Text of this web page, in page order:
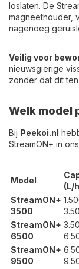
loslaten. De
magneethouder,
nagenoeg
Veilig voor
nieuwsgierige
zonder dat dit
Welk model
Bij Peekoi.nl
StreamON+ in
Model
(L/
StreamON+
3500
StreamON+
6500
StreamON+
9500